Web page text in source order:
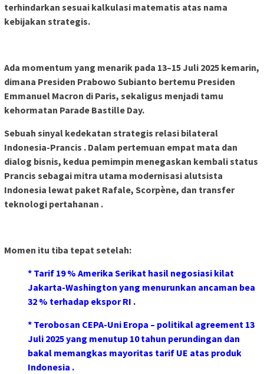
terhindarkan sesuai kalkulasi matematis atas nama
kebijakan strategis.
Ada momentum yang menarik pada 13–15 Juli 2025 kemarin,
dimana Presiden Prabowo Subianto bertemu Presiden
Emmanuel Macron di Paris, sekaligus menjadi tamu
kehormatan Parade Bastille Day.
Sebuah sinyal kedekatan strategis relasi bilateral
Indonesia-Prancis . Dalam pertemuan empat mata dan
dialog bisnis, kedua pemimpin menegaskan kembali status
Prancis sebagai mitra utama modernisasi alutsista
Indonesia lewat paket Rafale, Scorpène, dan transfer
teknologi pertahanan .
Momen itu tiba tepat setelah:
* Tarif 19 % Amerika Serikat hasil negosiasi kilat
Jakarta-Washington yang menurunkan ancaman bea
32 % terhadap ekspor RI .
* Terobosan CEPA-Uni Eropa – politikal agreement 13
Juli 2025 yang menutup 10 tahun perundingan dan
bakal memangkas mayoritas tarif UE atas produk
Indonesia .